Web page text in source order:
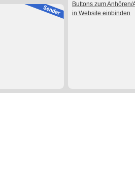
Buttons zum Anhören/
in Website einbinden